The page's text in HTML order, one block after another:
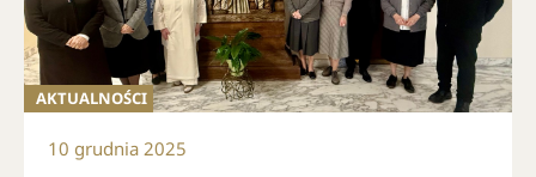
AKTUALNOŚCI
10 grudnia 2025